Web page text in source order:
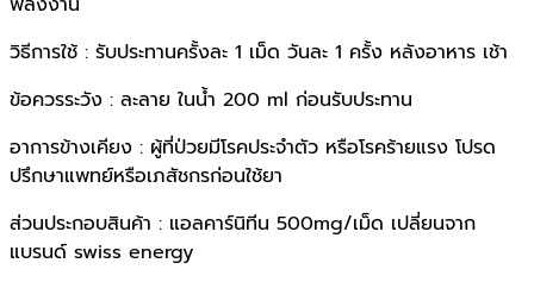
วิธีการใช้ : รับประทานครั้งละ 1 เม็ด วันละ 1 ครั้ง หลังอาหาร เช้า
ข้อควรระวัง : ละลาย ในน้ำ 200 ml ก่อนรับประทาน
อาการข้างเคียง : ผู้ที่ป่วยมีโรคประจำตัว หรือโรคร้ายแรง โปรด
ปรึกษาแพทย์หรือเภสัชกรก่อนใช้ยา
ส่วนประกอบสินค้า : แอลคาร์นิทีน 500mg/เม็ด เปลี่ยนจาก
แบรนด์ swiss energy